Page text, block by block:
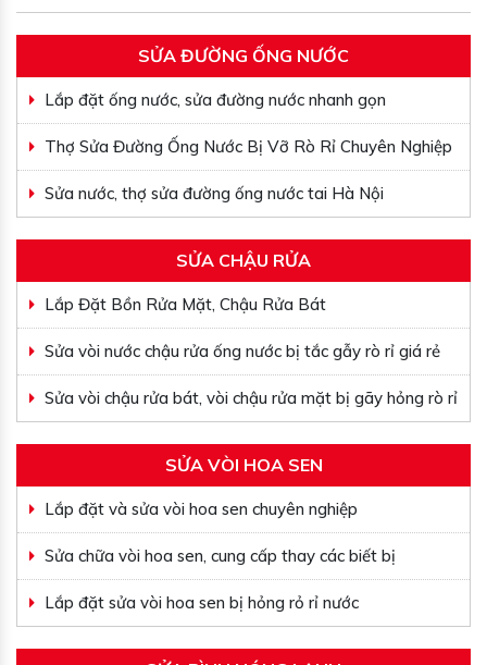
SỬA ĐƯỜNG ỐNG NƯỚC
Lắp đặt ống nước, sửa đường nước nhanh gọn
Thợ Sửa Đường Ống Nước Bị Vỡ Rò Rỉ Chuyên Nghiệp
Sửa nước, thợ sửa đường ống nước tai Hà Nội
SỬA CHẬU RỬA
Lắp Đặt Bồn Rửa Mặt, Chậu Rửa Bát
Sửa vòi nước chậu rửa ống nước bị tắc gẫy rò rỉ giá rẻ
Sửa vòi chậu rửa bát, vòi chậu rửa mặt bị gãy hỏng rò rỉ
SỬA VÒI HOA SEN
Lắp đặt và sửa vòi hoa sen chuyên nghiệp
Sửa chữa vòi hoa sen, cung cấp thay các biết bị
Lắp đặt sửa vòi hoa sen bị hỏng rỏ rỉ nước